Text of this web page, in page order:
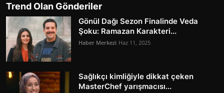
Trend Olan Gönderiler
Gönül Dağı Sezon Finalinde Veda
Şoku: Ramazan Karakteri...
Haber Merkezi Haz 11, 2025
Sağlıkçı kimliğiyle dikkat çeken
MasterChef yarışmacısı...